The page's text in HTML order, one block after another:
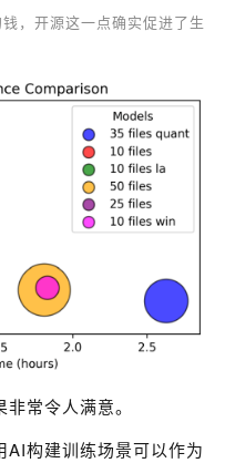
，开源这一点确实促进了生
常令人满意。
构建训练场景可以作为